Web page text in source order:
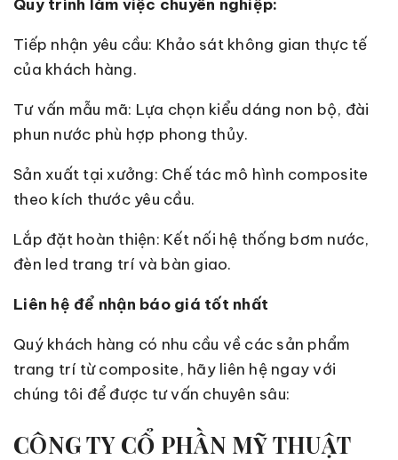
Quy trình làm việc chuyên nghiệp:
Tiếp nhận yêu cầu: Khảo sát không gian thực tế
của khách hàng.
Tư vấn mẫu mã: Lựa chọn kiểu dáng non bộ, đài
phun nước phù hợp phong thủy.
Sản xuất tại xưởng: Chế tác mô hình composite
theo kích thước yêu cầu.
Lắp đặt hoàn thiện: Kết nối hệ thống bơm nước,
đèn led trang trí và bàn giao.
Liên hệ để nhận báo giá tốt nhất
Quý khách hàng có nhu cầu về các sản phẩm
trang trí từ composite, hãy liên hệ ngay với
chúng tôi để được tư vấn chuyên sâu:
CÔNG TY CỔ PHẦN MỸ THUẬT